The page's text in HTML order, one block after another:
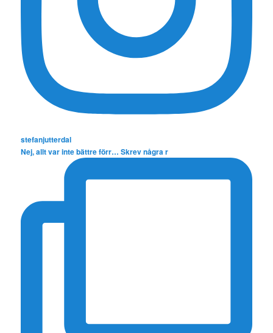
stefanjutterdal
Nej, allt var inte bättre förr… Skrev några r